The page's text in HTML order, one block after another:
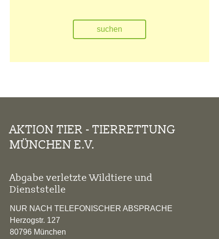
AKTION TIER - TIERRETTUNG
MÜNCHEN E.V.
Abgabe verletzte Wildtiere und
Dienststelle
NUR NACH TELEFONISCHER ABSPRACHE
Herzogstr. 127
80796 München